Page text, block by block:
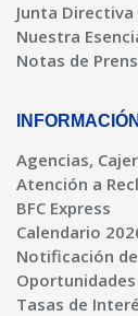
Junta Directiva
Nuestra
Notas de
INFORMACIÓN
Agencias,
Atención a
BFC Express
Calendario
Notificación
Tasas de